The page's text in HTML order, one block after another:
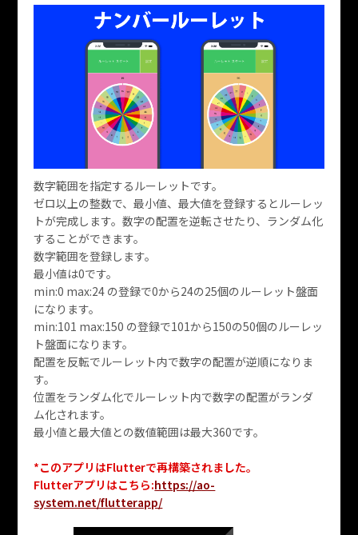
数字範囲を指定するルーレットです。
ゼロ以上の整数で、最小値、最大値を登録するとルーレッ
トが完成します。数字の配置を逆転させたり、ランダム化
することができます。
数字範囲を登録します。
最小値は0です。
min:0 max:24 の登録で0から24の25個のルーレット盤面
になります。
min:101 max:150 の登録で101から150の50個のルーレッ
ト盤面になります。
配置を反転でルーレット内で数字の配置が逆順になりま
す。
位置をランダム化でルーレット内で数字の配置がランダ
ム化されます。
最小値と最大値との数値範囲は最大360です。
*このアプリはFlutterで再構築されました。
Flutterアプリはこちら:https://ao-
system.net/flutterapp/